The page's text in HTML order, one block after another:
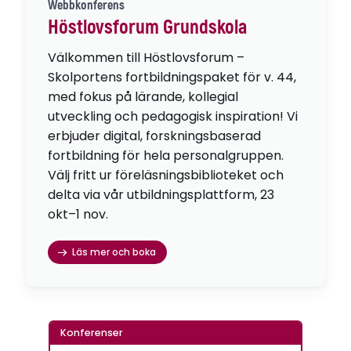
Webbkonferens
Höstlovsforum Grundskola
Välkommen till Höstlovsforum –
Skolportens fortbildningspaket för v. 44,
med fokus på lärande, kollegial
utveckling och pedagogisk inspiration! Vi
erbjuder digital, forskningsbaserad
fortbildning för hela personalgruppen.
Välj fritt ur föreläsningsbiblioteket och
delta via vår utbildningsplattform, 23
okt–1 nov.
Läs mer och boka
Konferenser